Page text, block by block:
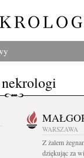
WARSZAWA
Z żalem
dziękując za